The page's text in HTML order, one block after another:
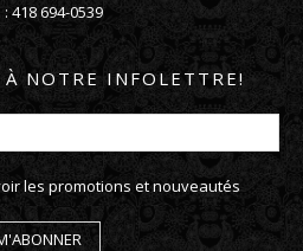
: 418 694-0539
NOTRE INFOLETTRE!
les promotions et nouveautés